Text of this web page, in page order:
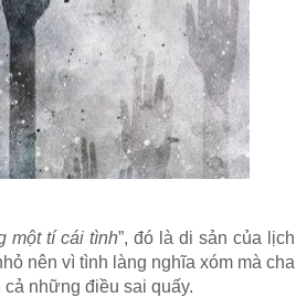
một tí cái tình”, đó là di sản của lịch
nên vì tình làng nghĩa xóm mà cha
những điều sai quấy.